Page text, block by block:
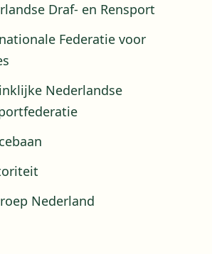
Draf- en Rensport
Federatie voor
Nederlandse
Nederland